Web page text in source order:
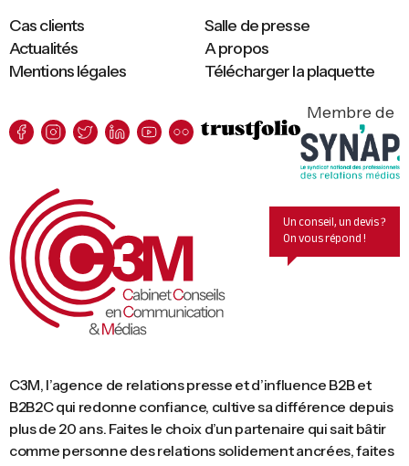
C3M, l’agence de relations presse et d’influence B2B et
B2B2C qui redonne confiance, cultive sa différence depuis
plus de 20 ans. Faites le choix d’un partenaire qui sait bâtir
comme personne des relations solidement ancrées, faites
Mentions légales Télécharger la plaquette
Cas clients
Salle de presse
Actualités
A propos
Membre de
Un conseil, un devis ?
On vous répond !